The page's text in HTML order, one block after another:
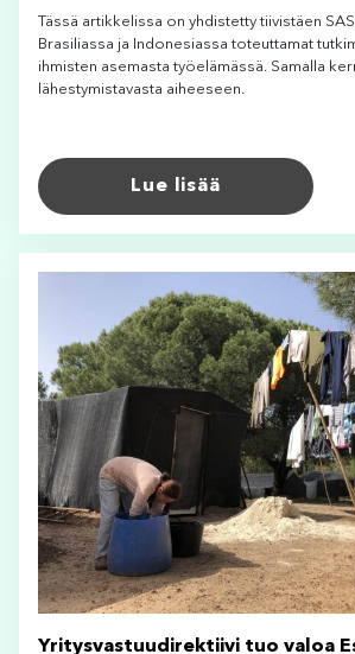
Tässä artikkelissa on yhdistetty tiivistäen
Brasiliassa ja Indonesiassa toteuttamat
ihmisten asemasta työelämässä. Samalla
lähestymistavasta aiheeseen.
Lue lisää
Yritysvastuudirektiivi tuo valoa